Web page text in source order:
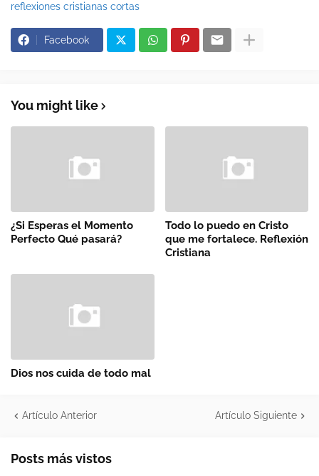
reflexiones cristianas cortas
Facebook
You might like
¿Si Esperas el Momento
Perfecto Qué pasará?
Todo lo puedo en Cristo
que me fortalece. Reflexión
Cristiana
Dios nos cuida de todo mal
Artículo Anterior Artículo Siguiente
Posts más vistos